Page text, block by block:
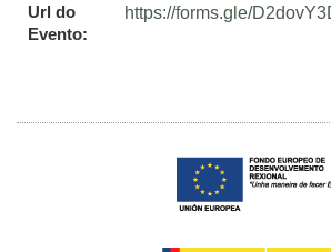
Url do
Evento:
https://forms.gle/